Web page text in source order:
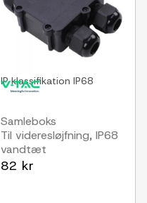
IP klassifikation IP68
Samleboks
Til videresløjfning, IP68
vandtæt
82 kr